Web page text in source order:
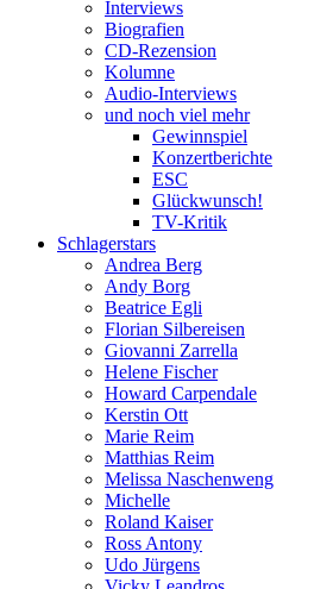
Interviews
Biografien
CD-Rezension
Kolumne
Audio-Interviews
und noch viel mehr
Gewinnspiel
Konzertberichte
ESC
Glückwunsch!
TV-Kritik
Schlagerstars
Andrea Berg
Andy Borg
Beatrice Egli
Florian Silbereisen
Giovanni Zarrella
Helene Fischer
Howard Carpendale
Kerstin Ott
Marie Reim
Matthias Reim
Melissa Naschenweng
Michelle
Roland Kaiser
Ross Antony
Udo Jürgens